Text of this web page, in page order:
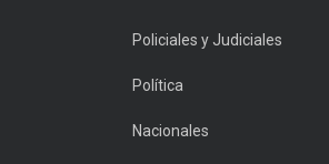
Policiales y Judiciales
Política
Nacionales